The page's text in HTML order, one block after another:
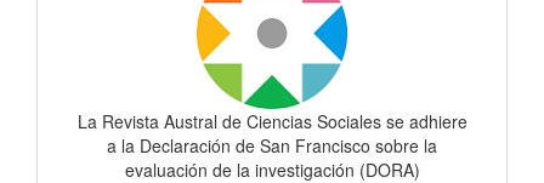
La Revista Austral de Ciencias Sociales se adhiere
a la Declaración de San Francisco sobre la
evaluación de la investigación (DORA)